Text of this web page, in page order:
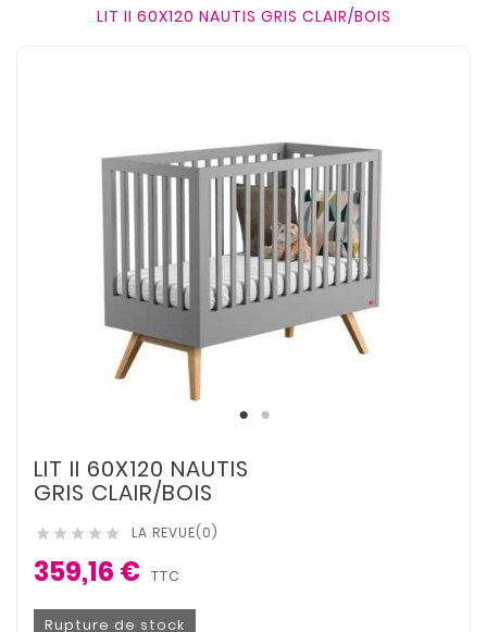
LIT II 60X120 NAUTIS GRIS CLAIR/BOIS
LIT II 60X120 NAUTIS
GRIS CLAIR/BOIS
     LA REVUE(0)
359,16 € TTC
Rupture de stock